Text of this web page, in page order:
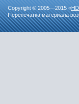
Copyright © 2005—2015 «
Перепечатка материала